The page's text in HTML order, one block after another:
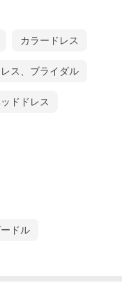
カラードレス
ス、ブライダル
ドドレス
ドル